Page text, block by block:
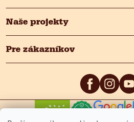
Naše projekty
Pre zákazníkov